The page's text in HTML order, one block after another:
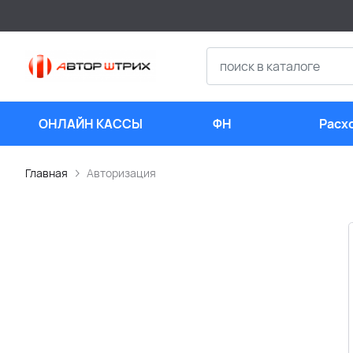
ОНЛАЙН КАССЫ ФН
Главная Авторизация